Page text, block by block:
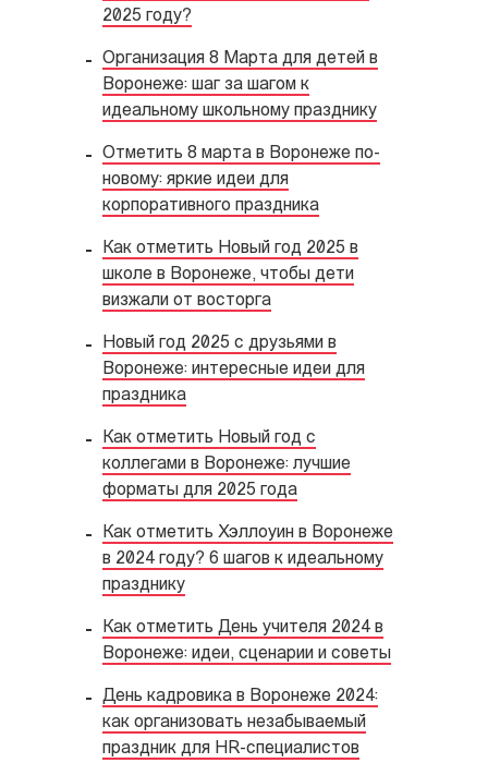
2025 году?
Организация 8 Марта для детей в
Воронеже: шаг за шагом к
идеальному школьному празднику
Отметить 8 марта в Воронеже по-
новому: яркие идеи для
корпоративного праздника
Как отметить Новый год 2025 в
школе в Воронеже, чтобы дети
визжали от восторга
Новый год 2025 с друзьями в
Воронеже: интересные идеи для
праздника
Как отметить Новый год с
коллегами в Воронеже: лучшие
форматы для 2025 года
Как отметить Хэллоуин в Воронеже
в 2024 году? 6 шагов к идеальному
празднику
Как отметить День учителя 2024 в
Воронеже: идеи, сценарии и советы
День кадровика в Воронеже 2024:
как организовать незабываемый
праздник для HR-специалистов